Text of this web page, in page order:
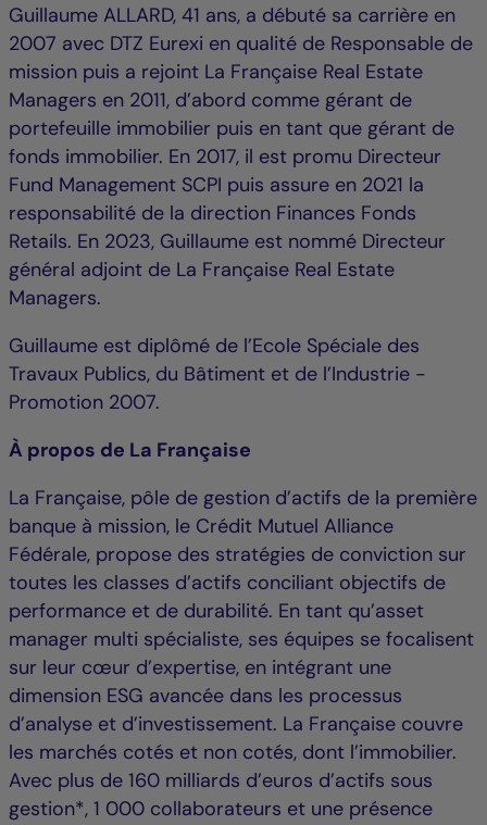
Guillaume ALLARD, 41 ans, a débuté sa carrière en
2007 avec DTZ Eurexi en qualité de Responsable de
mission puis a rejoint La Française Real Estate
Managers en 2011, d’abord comme gérant de
portefeuille immobilier puis en tant que gérant de
fonds immobilier. En 2017, il est promu Directeur
Fund Management SCPI puis assure en 2021 la
responsabilité de la direction Finances Fonds
Retails. En 2023, Guillaume est nommé Directeur
général adjoint de La Française Real Estate
Managers.
Guillaume est diplômé de l’Ecole Spéciale des
Travaux Publics, du Bâtiment et de l’Industrie -
Promotion 2007.
À propos de La Française
La Française, pôle de gestion d’actifs de la première
banque à mission, le Crédit Mutuel Alliance
Fédérale, propose des stratégies de conviction sur
toutes les classes d’actifs conciliant objectifs de
performance et de durabilité. En tant qu’asset
manager multi spécialiste, ses équipes se focalisent
sur leur cœur d’expertise, en intégrant une
dimension ESG avancée dans les processus
d’analyse et d’investissement. La Française couvre
les marchés cotés et non cotés, dont l’immobilier.
Avec plus de 160 milliards d’euros d’actifs sous
gestion*, 1 000 collaborateurs et une présence